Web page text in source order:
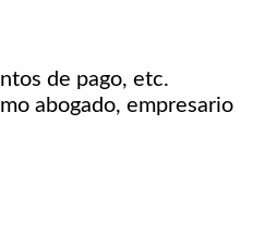
de pago, etc.
abogado, empresario